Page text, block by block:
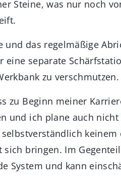
Steine, was nur noch
und das regelmäßige
eine separate
zu verschmutzen.
zu Beginn meiner
und ich plane auch
bringen. Im
System und kann